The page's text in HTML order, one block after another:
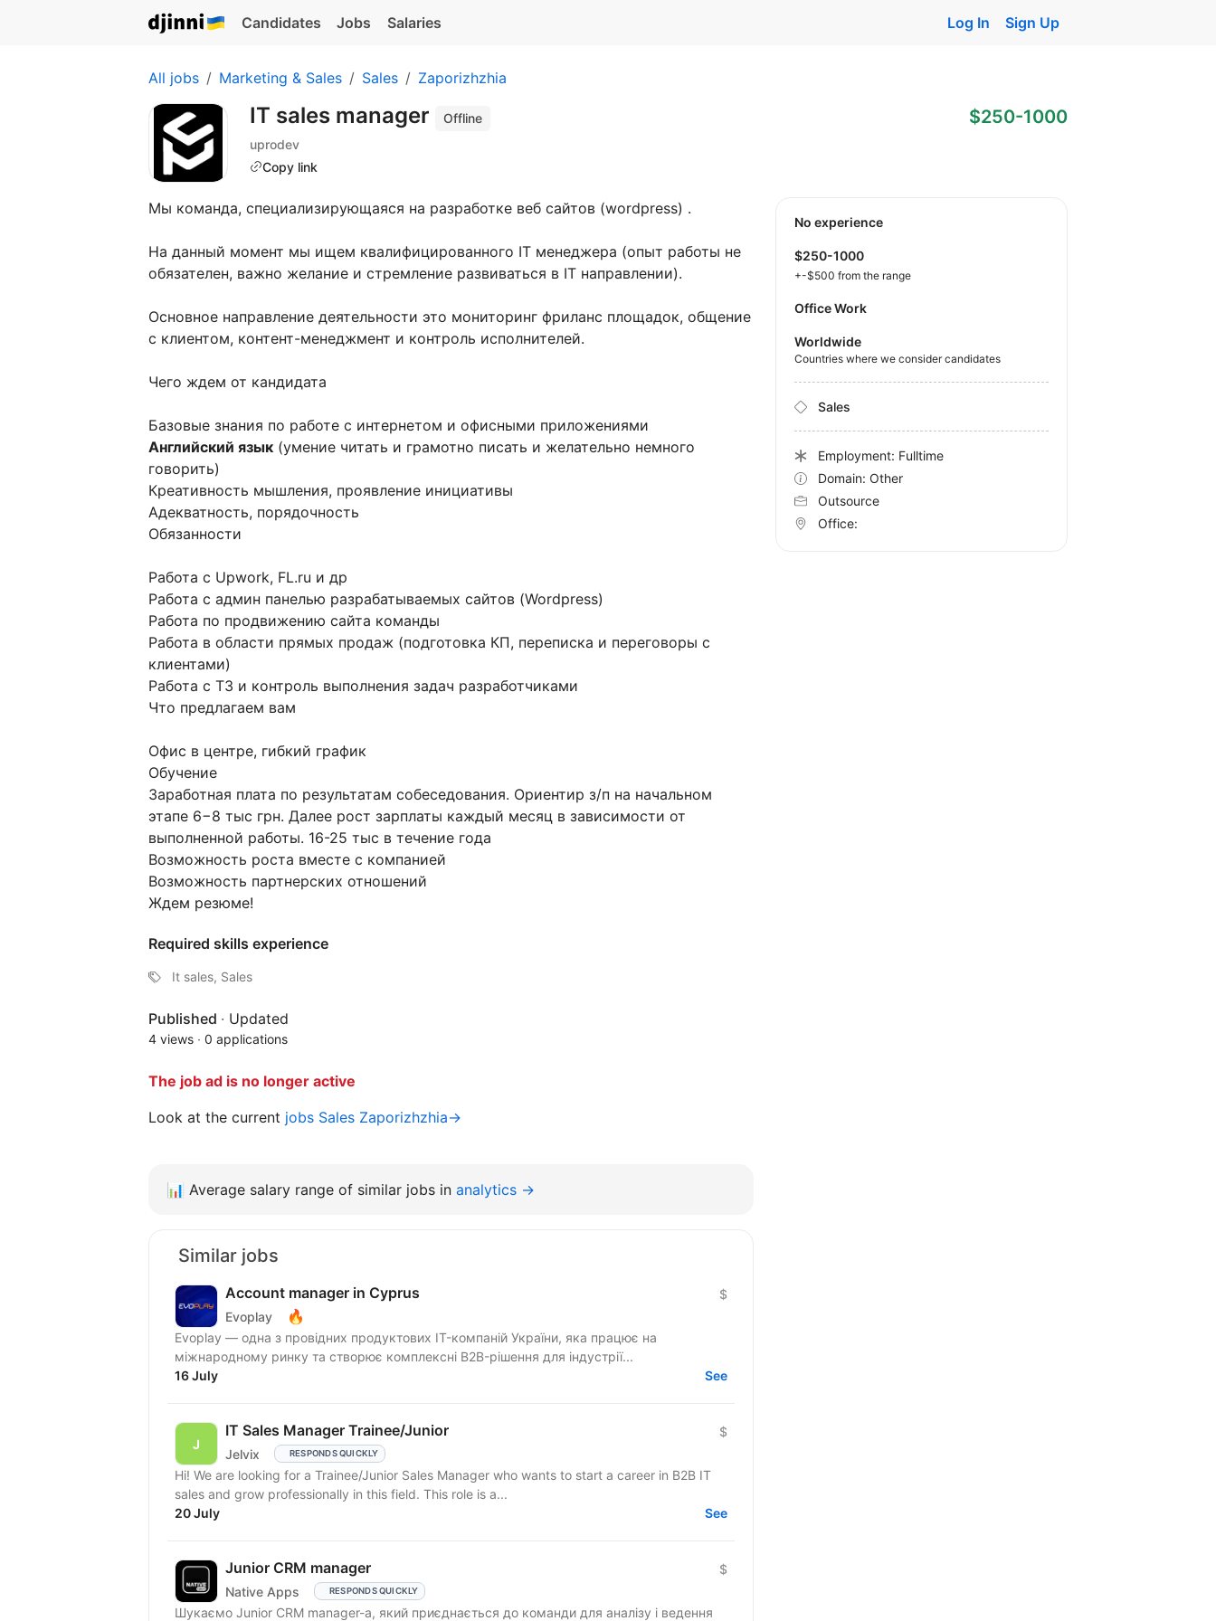
Candidates Jobs Salaries Log In Sign Up
All jobs Marketing & Sales Sales Zaporizhzhia
IT sales manager
Offline
uprodev
Copy link
$250-1000
Мы команда, специализирующаяся на разработке веб сайтов (wordpress) .
На данный момент мы ищем квалифицированного IT менеджера (опыт работы не
обязателен, важно желание и стремление развиваться в IT направлении).
Основное направление деятельности это мониторинг фриланс площадок, общение
с клиентом, контент-менеджмент и контроль исполнителей.
Чего ждем от кандидата
Базовые знания по работе с интернетом и офисными приложениями
Английский язык (умение читать и грамотно писать и желательно немного
говорить)
Креативность мышления, проявление инициативы
Адекватность, порядочность
Обязанности
Работа с Upwork, FL.ru и др
Работа с админ панелью разрабатываемых сайтов (Wordpress)
Работа по продвижению сайта команды
Работа в области прямых продаж (подготовка КП, переписка и переговоры с
клиентами)
Работа с ТЗ и контроль выполнения задач разработчиками
Что предлагаем вам
Офис в центре, гибкий график
Обучение
Заработная плата по результатам собеседования. Ориентир з/п на начальном
этапе 6−8 тыс грн. Далее рост зарплаты каждый месяц в зависимости от
выполненной работы. 16-25 тыс в течение года
Возможность роста вместе с компанией
Возможность партнерских отношений
Ждем резюме!
Required skills experience
It sales, Sales
Published · Updated
4 views · 0 applications
The job ad is no longer active
Look at the current jobs Sales Zaporizhzhia→
No experience
$250-1000
+-$500 from the range
Office Work
Worldwide
Countries where we consider candidates
Sales
Employment: Fulltime
Domain: Other
Outsource
Office:
📊 Average salary range of similar jobs in analytics →
Similar jobs
Account manager in Cyprus
Evoplay 🔥
$
Evoplay — одна з провідних продуктових IT-компаній України, яка працює на
міжнародному ринку та створює комплексні B2B-рішення для індустрії...
16 July
See
IT Sales Manager Trainee/Junior
Jelvix RESPONDS QUICKLY
$
Hi! We are looking for a Trainee/Junior Sales Manager who wants to start a career in B2B IT
sales and grow professionally in this field. This role is a...
20 July
See
Junior CRM manager
Native Apps RESPONDS QUICKLY
$
Шукаємо Junior CRM manager-a, який приєднається до команди для аналізу і ведення